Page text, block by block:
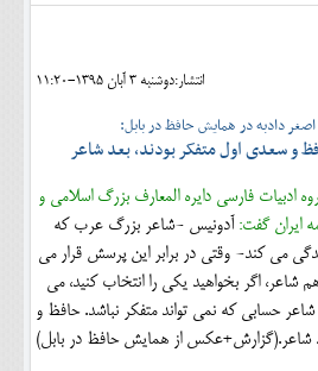
انتشار:دوشنبه 3 آبان 1395-11:20
اصغر دادبه در همایش حافظ در بابل:
و سعدی اول متفکر بودند، بعد شاعر
ادبیات فارسی دایره المعارف بزرگ اسلامی و
ایران گفت: آدونیس -شاعر بزرگ عرب که
می کند- وقتی در برابر این پرسش قرار می
شاعر، اگر بخواهید یکی را انتخاب کنید، می
حسابی که نمی تواند متفکر نباشد. حافظ و
شاعر.(گزارش+عکس از همایش حافظ در بابل)